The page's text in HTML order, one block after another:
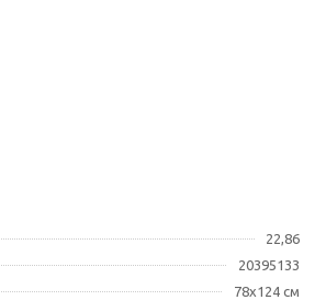
22,86
20395133
78x124 см